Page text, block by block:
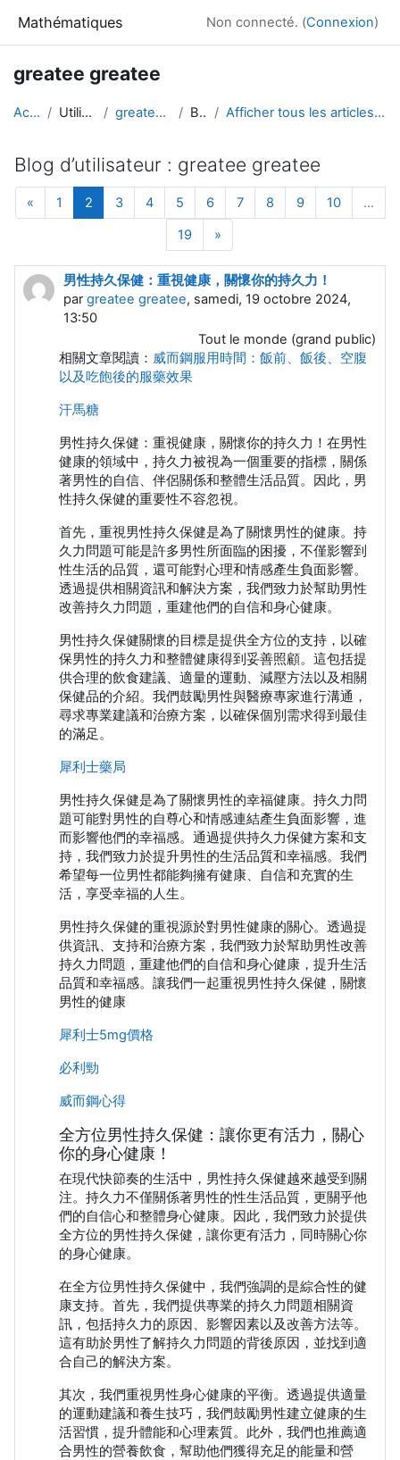
Mathématiques Non connecté. (Connexion)
greatee greatee
Accueil Utilisateurs greatee greatee Blogs Afficher tous les articles de greatee greatee
Blog d’utilisateur : greatee greatee
«Page précédente
1 Page 1
2Page 2
3Page 3
4Page 4
5Page 5
6Page 6
7Page 7
8Page 8
9Page 9
10Page 10
…
19Page 19
»
男性持久保健：重視健康，關懷你的持久力！
pargreatee greatee, samedi, 19 octobre 2024,
13:50
Tout le monde (grand public)
相關文章閱讀： 威而鋼服用時間：飯前、飯後、空腹
以及吃飽後的服藥效果
汗馬糖
男性持久保健：重視健康，關懷你的持久力！在男性
健康的領域中，持久力被視為一個重要的指標，關係
著男性的自信、伴侶關係和整體生活品質。因此，男
性持久保健的重要性不容忽視。
首先，重視男性持久保健是為了關懷男性的健康。持
久力問題可能是許多男性所面臨的困擾，不僅影響到
性生活的品質，還可能對心理和情感產生負面影響。
透過提供相關資訊和解決方案，我們致力於幫助男性
改善持久力問題，重建他們的自信和身心健康。
男性持久保健關懷的目標是提供全方位的支持，以確
保男性的持久力和整體健康得到妥善照顧。這包括提
供合理的飲食建議、適量的運動、減壓方法以及相關
保健品的介紹。我們鼓勵男性與醫療專家進行溝通，
尋求專業建議和治療方案，以確保個別需求得到最佳
的滿足。
犀利士藥局
男性持久保健是為了關懷男性的幸福健康。持久力問
題可能對男性的自尊心和情感連結產生負面影響，進
而影響他們的幸福感。通過提供持久力保健方案和支
持，我們致力於提升男性的生活品質和幸福感。我們
希望每一位男性都能夠擁有健康、自信和充實的生
活，享受幸福的人生。
男性持久保健的重視源於對男性健康的關心。透過提
供資訊、支持和治療方案，我們致力於幫助男性改善
持久力問題，重建他們的自信和身心健康，提升生活
品質和幸福感。讓我們一起重視男性持久保健，關懷
男性的健康
犀利士5mg價格
必利勁
威而鋼心得
全方位男性持久保健：讓你更有活力，關心
你的身心健康！
在現代快節奏的生活中，男性持久保健越來越受到關
注。持久力不僅關係著男性的性生活品質，更關乎他
們的自信心和整體身心健康。因此，我們致力於提供
全方位的男性持久保健，讓你更有活力，同時關心你
的身心健康。
在全方位男性持久保健中，我們強調的是綜合性的健
康支持。首先，我們提供專業的持久力問題相關資
訊，包括持久力的原因、影響因素以及改善方法等。
這有助於男性了解持久力問題的背後原因，並找到適
合自己的解決方案。
其次，我們重視男性身心健康的平衡。透過提供適量
的運動建議和養生技巧，我們鼓勵男性建立健康的生
活習慣，提升體能和心理素質。此外，我們也推薦適
合男性的營養飲食，幫助他們獲得充足的能量和營